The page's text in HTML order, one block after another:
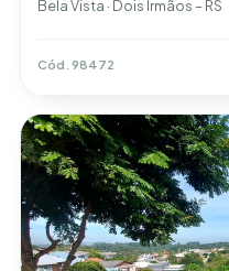
Bela Vista · Dois Irmãos – RS
Cód. 98472